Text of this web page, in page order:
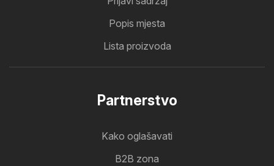
Popis mjesta
Lista proizvoda
Partnerstvo
Kako oglašavati
B2B zona